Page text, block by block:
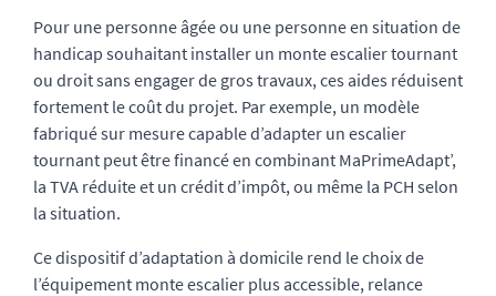
Pour une personne âgée ou une personne en situation de
handicap souhaitant installer un monte escalier tournant
ou droit sans engager de gros travaux, ces aides réduisent
fortement le coût du projet. Par exemple, un modèle
fabriqué sur mesure capable d’adapter un escalier
tournant peut être financé en combinant MaPrimeAdapt’,
la TVA réduite et un crédit d’impôt, ou même la PCH selon
la situation.
Ce dispositif d’adaptation à domicile rend le choix de
l’équipement monte escalier plus accessible, relance